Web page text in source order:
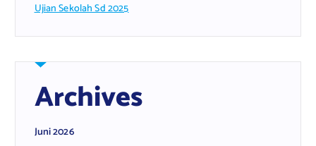
Ujian Sekolah Sd 2025
Archives
Juni 2026